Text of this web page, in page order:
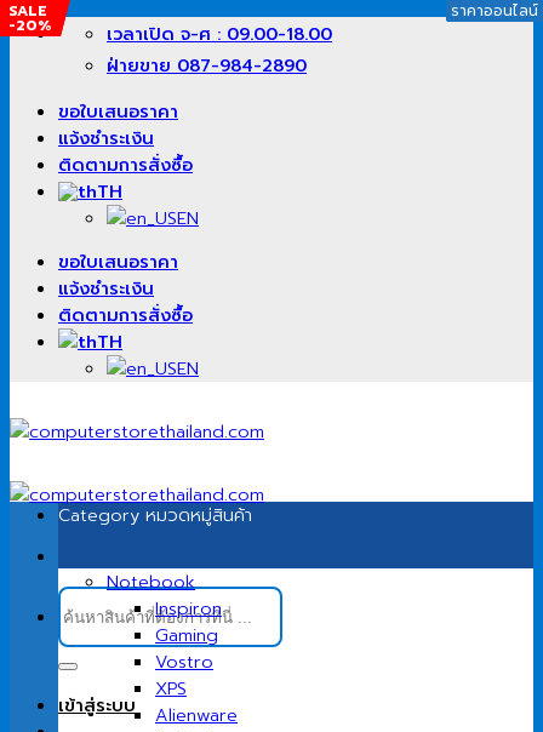
ข้าม
เนื้อหา
เวลาเปิด จ-ศ : 09.00-18.00
ฝ่ายขาย 087-984-2890
ขอใบเสนอราคา
แจ้งชำระเงิน
ติดตามการสั่งซื้อ
TH
EN
ขอใบเสนอราคา
แจ้งชำระเงิน
ติดตามการสั่งซื้อ
TH
EN
ค้นหา:
เข้าสู่ระบบ
Category หมวดหมู่สินค้า
Notebook
Inspiron
Gaming
Vostro
XPS
Alienware
ราคาออนไลน์
SALE
-20%
ราคาออนไลน์
SALE
-18%
ราคาออนไลน์
SALE
-39%
ราคาออนไลน์
SALE
-20%
ราคาออนไลน์
SALE
-34%